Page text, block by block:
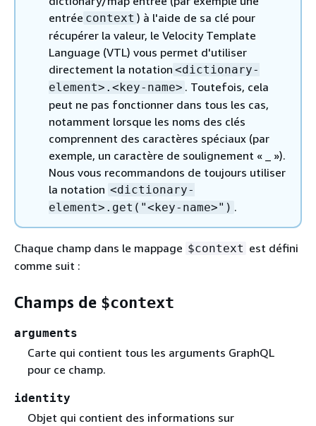
entrée context ) à l'aide de sa clé pour
récupérer la valeur, le Velocity Template
Language (VTL) vous permet d'utiliser
directement la notation <dictionary-
element>.<key-name> . Toutefois, cela
peut ne pas fonctionner dans tous les cas,
notamment lorsque les noms des clés
comprennent des caractères spéciaux (par
exemple, un caractère de soulignement « _ »).
Nous vous recommandons de toujours utiliser
la notation <dictionary-
element>.get("<key-name>") .
Chaque champ dans le mappage $context est défini
comme suit :
Champs de $context
arguments
Carte qui contient tous les arguments GraphQL
pour ce champ.
identity
Objet qui contient des informations sur